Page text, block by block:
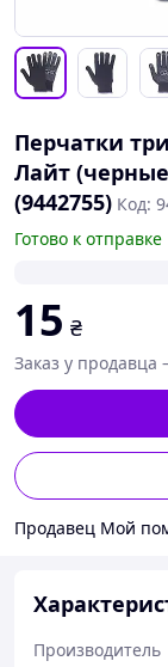
Перчатки
Лайт
(9442755) Код:
Готово к отправке
15 ₴
Заказ у продавца
Продавец Мой
Производитель